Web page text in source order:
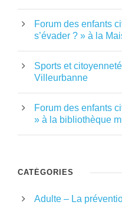
Forum des enfants
s’évader ? » à la
Sports et
Villeurbanne
Forum des enfants
» à la bibliothèque
CATÉGORIES
Adulte – La